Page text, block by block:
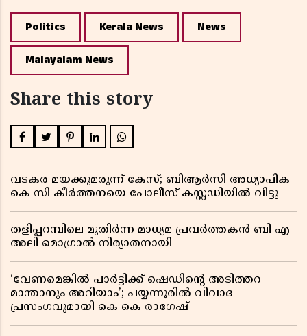
Politics Kerala News News
Malayalam News
Share this story
വടകര മയക്കുമരുന്ന് കേസ്; ബിആർസി അധ്യാപിക
കെ സി കീർത്തനയെ പോലീസ് കസ്റ്റഡിയിൽ വിട്ടു
തളിപ്പറമ്പിലെ മുതിർന്ന മാധ്യമ പ്രവർത്തകൻ ബി എ
അലി മൊഗ്രാൽ നിര്യാതനായി
‘വേണമെങ്കിൽ പാർട്ടിക്ക് ഷെഡിൻ്റെ അടിത്തറ
മാന്താനും അറിയാം’; പയ്യന്നൂരിൽ വിവാദ
പ്രസംഗവുമായി കെ കെ രാഗേഷ്